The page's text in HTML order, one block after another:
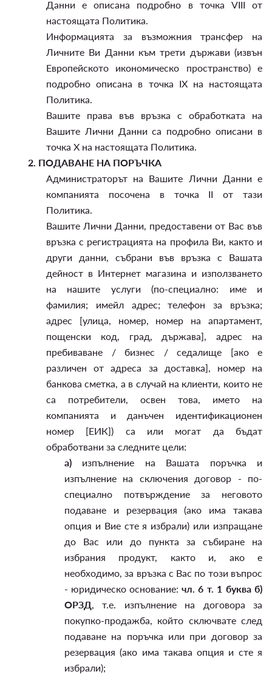
Данни е описана подробно в точка VIII от
настоящата Политика.
Информацията за възможния трансфер на
Личните Ви Данни към трети държави (извън
Европейското икономическо пространство) е
подробно описана в точка IX на настоящата
Политика.
Вашите права във връзка с обработката на
Вашите Лични Данни са подробно описани в
точка X на настоящата Политика.
2. ПОДАВАНЕ НА ПОРЪЧКА
Администраторът на Вашите Лични Данни е
компанията посочена в точка II от тази
Политика.
Вашите Лични Данни, предоставени от Вас във
връзка с регистрацията на профила Ви, както и
други данни, събрани във връзка с Вашата
дейност в Интернет магазина и използването
на нашите услуги (по-специално: име и
фамилия; имейл адрес; телефон за връзка;
адрес [улица, номер, номер на апартамент,
пощенски код, град, държава], адрес на
пребиваване / бизнес / седалище [ако е
различен от адреса за доставка], номер на
банкова сметка, а в случай на клиенти, които не
са потребители, освен това, името на
компанията и данъчен идентификационен
номер [ЕИК]) са или могат да бъдат
обработвани за следните цели:
а) изпълнение на Вашата поръчка и
изпълнение на сключения договор - по-
специално потвърждение за неговото
подаване и резервация (ако има такава
опция и Вие сте я избрали) или изпращане
до Вас или до пункта за събиране на
избрания продукт, както и, ако е
необходимо, за връзка с Вас по този въпрос
- юридическо основание: чл. 6 т. 1 буква б)
ОРЗД, т.е. изпълнение на договора за
покупко-продажба, който сключвате след
подаване на поръчка или при договор за
резервация (ако има такава опция и сте я
избрали);